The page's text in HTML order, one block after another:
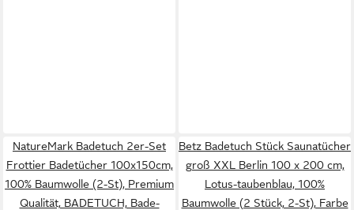
NatureMark Badetuch 2er-Set
Frottier Badetücher 100x150cm,
100% Baumwolle (2-St), Premium
Qualität, BADETUCH, Bade-
Betz Badetuch Stück Saunatücher
groß XXL Berlin 100 x 200 cm,
Lotus-taubenblau, 100%
Baumwolle (2 Stück, 2-St), Farbe